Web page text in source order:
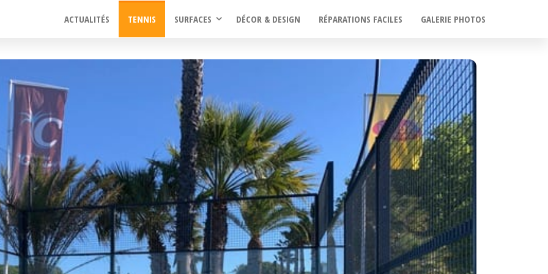
ACTUALITÉS TENNIS SURFACES DÉCOR & DESIGN RÉPARATIONS FACILES GALERIE PHOTOS